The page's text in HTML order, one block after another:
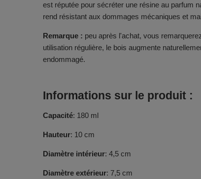
est réputée pour sécréter une résine au parfum
rend résistant aux dommages mécaniques et
Remarque : peu après l'achat, vous
utilisation régulière, le bois augmente
endommagé.
Informations sur le produit :
Capacité: 180 ml
Hauteur: 10 cm
Diamètre intérieur: 4,5 cm
Diamètre extérieur: 7,5 cm